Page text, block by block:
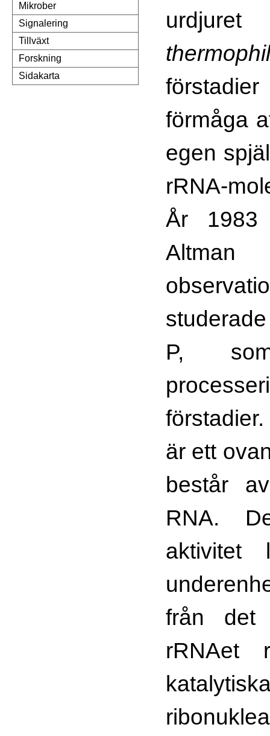
Mikrober
Signalering
Tillväxt
Forskning
Sidakarta
förmåga
egen
rRNA-
År 1983
P,
är ett
består
RNA.
aktivitet
från det
rRNAet